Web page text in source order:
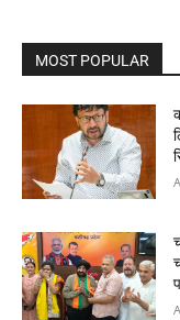
MOST POPULAR